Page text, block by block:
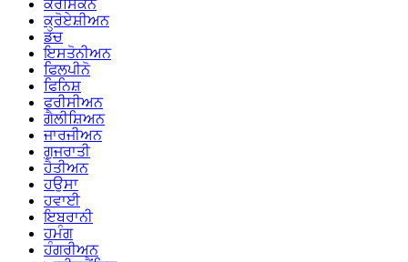
ਕੋਰਸਿਕਨ
ਕ੍ਰੋਏਸ਼ੀਅਨ
ਡੱਚ
ਇਸਤੋਨੀਅਨ
ਫਿਲਪੀਨੋ
ਫਿਨਿਸ਼
ਫਰੀਸੀਅਨ
ਗੈਲੀਸ਼ਿਅਨ
ਜਾਰਜੀਅਨ
ਗੁਜਰਾਤੀ
ਹੈਤੀਅਨ
ਹਉਸਾ
ਹਵਾਈ
ਇਬਰਾਨੀ
ਹਮੰਗ
ਹੰਗਰੀਅਨ